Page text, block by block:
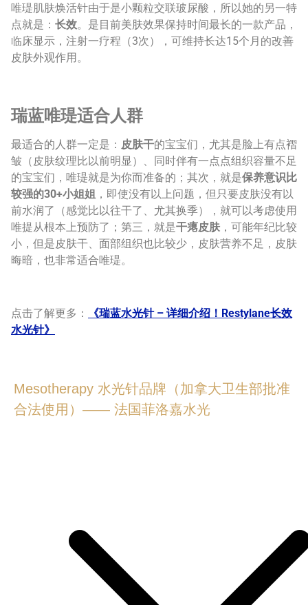
唯瑅肌肤焕活针由于是小颗粒交联玻尿酸，所以她的另一特
点就是： 长效。是目前美肤效果保持时间最长的一款产品，
临床显示，注射一疗程（3次），可维持长达15个月的改善
皮肤外观作用。
瑞蓝唯瑅适合人群
最适合的人群一定是： 皮肤干的宝宝们，尤其是脸上有点褶
皱（皮肤纹理比以前明显）、同时伴有一点点组织容量不足
的宝宝们，唯瑅就是为你而准备的；其次，就是保养意识比
较强的30+小姐姐 ，即使没有以上问题，但只要皮肤没有以
前水润了（感觉比以往干了、尤其换季），就可以考虑使用
唯提从根本上预防了；第三，就是干瘪皮肤 ，可能年纪比较
小，但是皮肤干、面部组织也比较少，皮肤营养不足，皮肤
晦暗，也非常适合唯瑅。
点击了解更多：
《瑞蓝水光针 – 详细介绍！Restylane长效
水光针》
Mesotherapy 水光针品牌（加拿大卫生部批准
合法使用）—— 法国菲洛嘉水光